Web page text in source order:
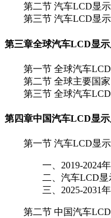
第二节 汽车LCD显示
第三节 汽车LCD显示
第三章全球汽车LCD显
第一节 全球汽车LCD
第二节 全球主要国家
第三节 全球汽车LCD
第四章中国汽车LCD显
第一节 汽车LCD显示
一、2019-2024年汽
二、汽车LCD显示
三、2025-2031年汽
第二节 中国汽车LCD